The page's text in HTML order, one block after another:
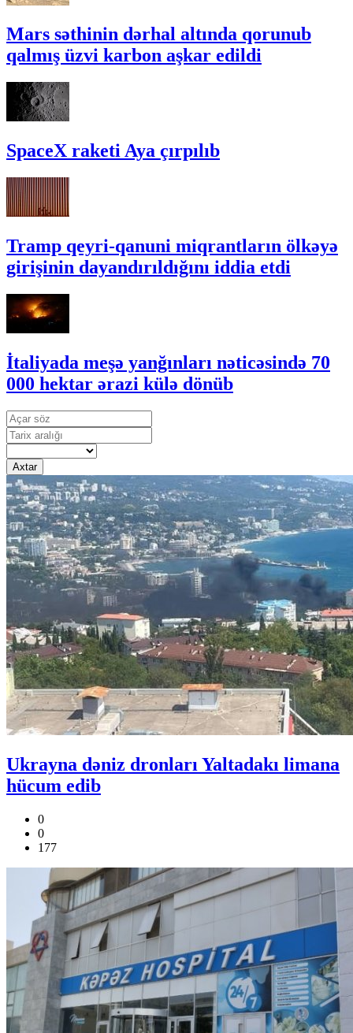
Mars səthinin dərhal altında qorunub
qalmış üzvi karbon aşkar edildi
SpaceX raketi Aya çırpılıb
Tramp qeyri-qanuni miqrantların ölkəyə
girişinin dayandırıldığını iddia etdi
İtaliyada meşə yanğınları nəticəsində 70
000 hektar ərazi külə dönüb
Axtar
Ukrayna dəniz dronları Yaltadakı limana
hücum edib
0
0
177